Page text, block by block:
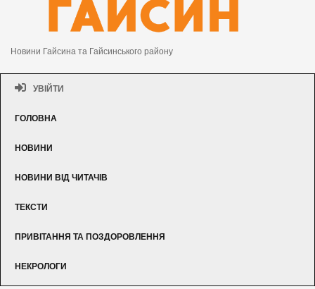
Новини Гайсина та Гайсинського району
УВІЙТИ
ГОЛОВНА
НОВИНИ
НОВИНИ ВІД ЧИТАЧІВ
ТЕКСТИ
ПРИВІТАННЯ ТА ПОЗДОРОВЛЕННЯ
НЕКРОЛОГИ